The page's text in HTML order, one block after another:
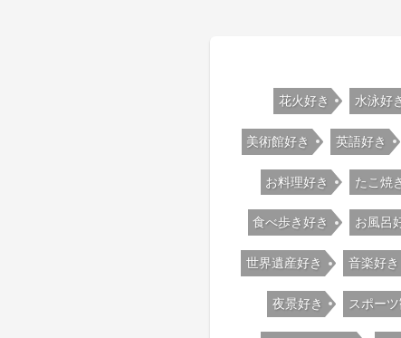
花火好き 水泳好
美術館好き 英語好き
お料理好き たこ焼
食べ歩き好き お風呂
世界遺産好き 音楽好き
夜景好き スポー